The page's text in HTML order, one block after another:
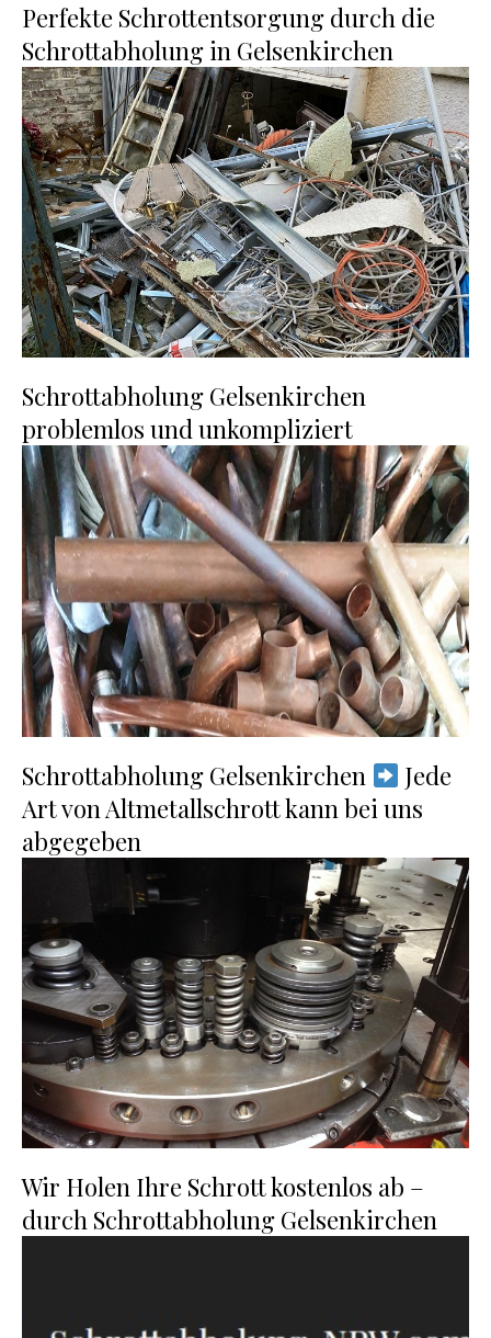
Perfekte Schrottentsorgung durch die
Schrottabholung in Gelsenkirchen
Schrottabholung Gelsenkirchen
problemlos und unkompliziert
Schrottabholung Gelsenkirchen
Jede
Art von Altmetallschrott kann bei uns
abgegeben
Wir Holen Ihre Schrott kostenlos ab –
durch Schrottabholung Gelsenkirchen